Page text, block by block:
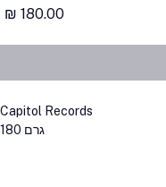
Capitol Records
180 גרם